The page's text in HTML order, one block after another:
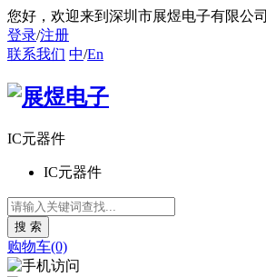
您好 ，欢迎来到深圳市展煜电子有限公司
登录/注册
联系我们 中/En
IC元器件
IC元器件
购物车(0)